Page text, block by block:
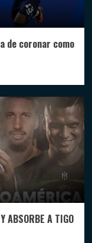
de coronar como
ABSORBE A TIGO